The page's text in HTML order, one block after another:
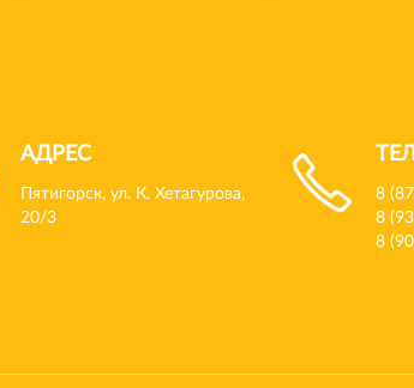
АДРЕС
Пятигорск, ул. К. Хетагурова,
20/3
8
8
8